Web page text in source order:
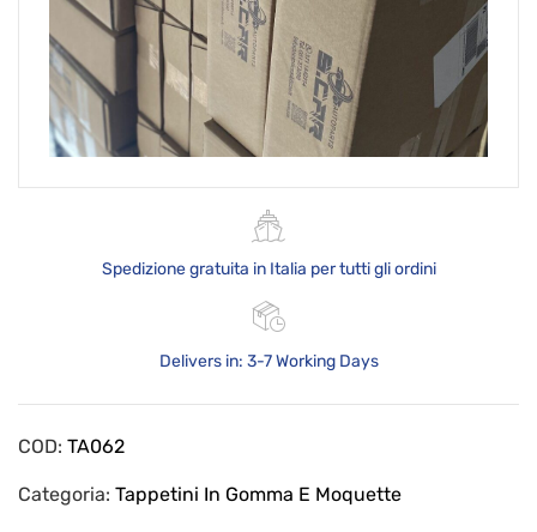
Spedizione gratuita in Italia per tutti gli ordini
Delivers in: 3-7 Working Days
COD: TA062
Categoria: Tappetini In Gomma E Moquette